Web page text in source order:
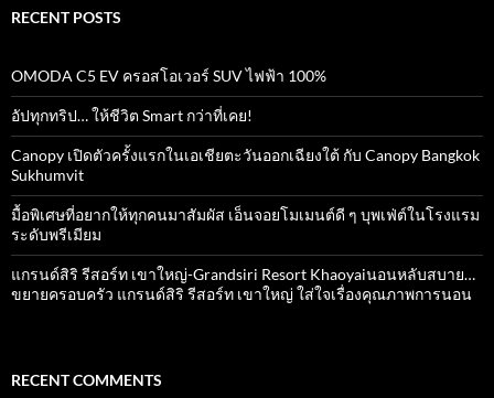
RECENT POSTS
OMODA C5 EV ครอสโอเวอร์ SUV ไฟฟ้า 100%
อัปทุกทริป… ให้ชีวิต Smart กว่าที่เคย!
Canopy เปิดตัวครั้งแรกในเอเชียตะวันออกเฉียงใต้ กับ Canopy Bangkok
Sukhumvit
มื้อพิเศษที่อยากให้ทุกคนมาสัมผัส เอ็นจอยโมเมนต์ดี ๆ บุพเฟ่ต์ในโรงแรม
ระดับพรีเมียม
แกรนด์สิริ​ รีสอร์ท​ เขาใหญ่​-Grandsiri​ Resort​ Khaoyaiนอนหลับสบาย…
ขยายครอบครัว แกรนด์สิริ รีสอร์ท เขาใหญ่ ใส่ใจเรื่องคุณภาพการนอน
RECENT COMMENTS